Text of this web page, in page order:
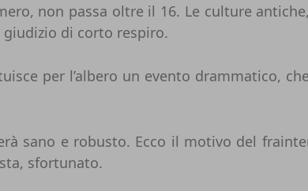
non passa oltre il 16. Le culture
giudizio di corto respiro.
per l’albero un evento drammatico,
sano e robusto. Ecco il motivo del
sfortunato.